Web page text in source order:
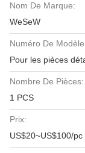
Nom De Marque:
WeSeW
Numéro De
Pour les pièces
Nombre De Pièces:
1 PCS
Prix:
US$20~US$100/pc